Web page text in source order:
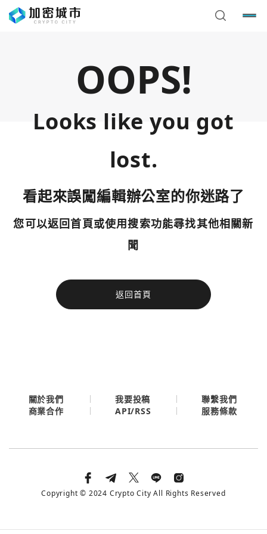
OOPS!
Looks like you got
lost.
看起來誤闖編輯辦公室的你迷路了
您可以返回首頁或使用搜索功能尋找其他相關新
聞
返回首頁
今日熱門
使用以下帳號繼續
您已閒置5分鐘，請點擊關閉按鈕或空白處，即可回到加密
今日熱門
關於我們 我要投稿
聯繫我們
商業合作
API/RSS 服務條款
Copyright © 2024 Crypto City All Rights Reserved